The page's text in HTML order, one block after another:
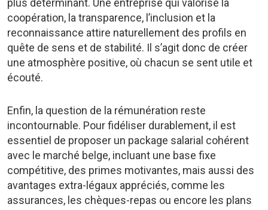
plus déterminant. Une entreprise qui valorise la
coopération, la transparence, l’inclusion et la
reconnaissance attire naturellement des profils en
quête de sens et de stabilité. Il s’agit donc de créer
une atmosphère positive, où chacun se sent utile et
écouté.
Enfin, la question de la rémunération reste
incontournable. Pour fidéliser durablement, il est
essentiel de proposer un package salarial cohérent
avec le marché belge, incluant une base fixe
compétitive, des primes motivantes, mais aussi des
avantages extra-légaux appréciés, comme les
assurances, les chèques-repas ou encore les plans